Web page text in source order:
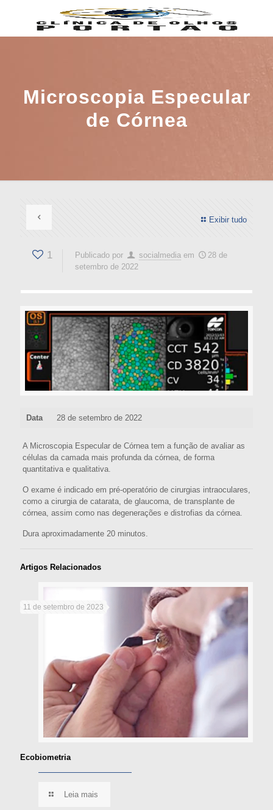
Microscopia Especular
de Córnea
Exibir tudo
1 Publicado por socialmedia em
28 de
setembro de 2022
Data 28 de setembro de 2022
A Microscopia Especular de Córnea tem a função de avaliar as
células da camada mais profunda da córnea, de forma
quantitativa e qualitativa.
O exame é indicado em pré-operatório de cirurgias intraoculares,
como a cirurgia de catarata, de glaucoma, de transplante de
córnea, assim como nas degenerações e distrofias da córnea.
Dura aproximadamente 20 minutos.
Artigos Relacionados
11 de setembro de 2023
Ecobiometria
Leia mais